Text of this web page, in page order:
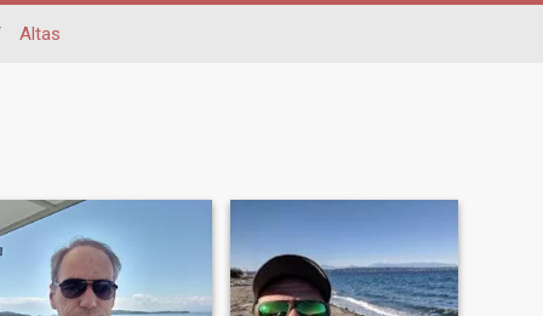
Altas